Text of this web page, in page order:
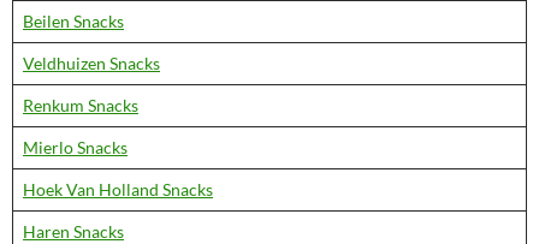
Beilen Snacks
Veldhuizen Snacks
Renkum Snacks
Mierlo Snacks
Hoek Van Holland Snacks
Haren Snacks